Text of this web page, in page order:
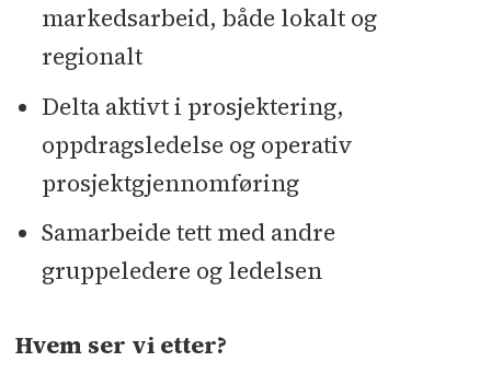
markedsarbeid, både lokalt og
regionalt
Delta aktivt i prosjektering,
oppdragsledelse og operativ
prosjektgjennomføring
Samarbeide tett med andre
gruppeledere og ledelsen
Hvem ser vi etter?